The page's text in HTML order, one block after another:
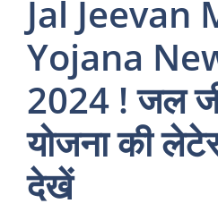
Jal Jeevan
Yojana
2024 ! जल
योजना की
देखें